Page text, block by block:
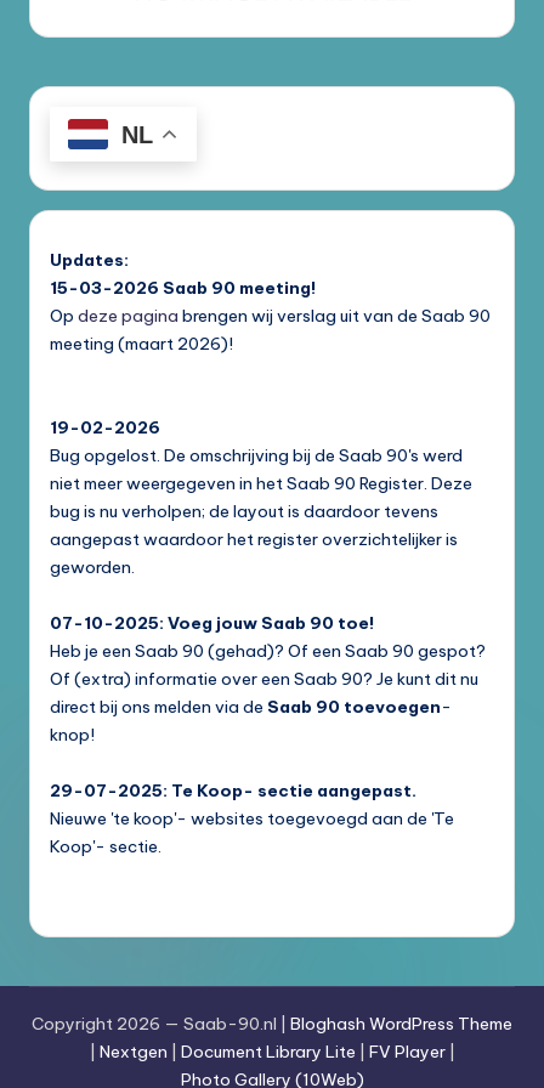
NL
Updates:
15-03-2026 Saab 90 meeting!
Op deze pagina brengen wij verslag uit van de Saab 90
meeting (maart 2026)!
19-02-2026
Bug opgelost. De omschrijving bij de Saab 90's werd
niet meer weergegeven in het Saab 90 Register. Deze
bug is nu verholpen; de layout is daardoor tevens
aangepast waardoor het register overzichtelijker is
geworden.
07-10-2025: Voeg jouw Saab 90 toe!
Heb je een Saab 90 (gehad)? Of een Saab 90 gespot?
Of (extra) informatie over een Saab 90? Je kunt dit nu
direct bij ons melden via de Saab 90 toevoegen-
knop!
29-07-2025: Te Koop- sectie aangepast.
Nieuwe 'te koop'- websites toegevoegd aan de 'Te
Koop'- sectie.
Copyright 2026 — Saab-90.nl | Bloghash WordPress Theme
Nextgen Document Library Lite FV Player|
Photo Gallery (10Web)